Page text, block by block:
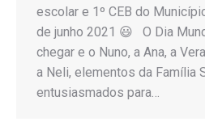
escolar e 1º CEB do
de junho 2021 😃 O Dia
chegar e o Nuno, a Ana, a
a Neli, elementos da Família
entusiasmados para…